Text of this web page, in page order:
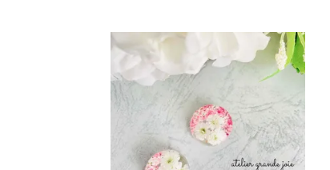
クセサリー作家 #resinlove #アクセサ
リー部 #ピアス #イヤリング